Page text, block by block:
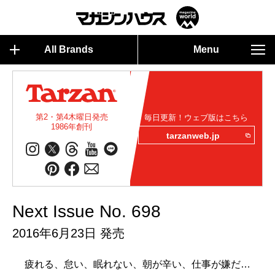
All Brands Menu
第2・第4木曜日発売
1986年創刊
毎日更新！ウェブ版はこちら
tarzanweb.jp
Next Issue No. 698
2016年6月23日 発売
疲れる、怠い、眠れない、朝が辛い、仕事が嫌だ…